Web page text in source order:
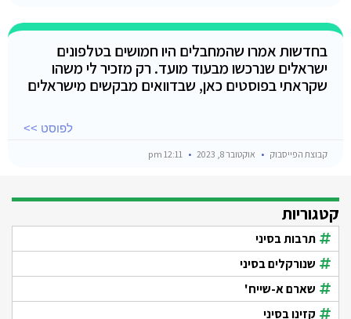
בחדשות אמרו שהמחבלים היו חמושים בטלפונים
ישראלים שנרכשו מבעוד מועד. רק מזכיר לי משהו
שקראתי בפוסטים כאן, שבדוואים מבקשים מישראלים
לפוסט >>
קבוצת הפייסבוק אוקטובר 8, 2023
קטגוריות
תרבות בסיני
שנורקלים בסיני
שארם א-שייח'
קזינו בסיני